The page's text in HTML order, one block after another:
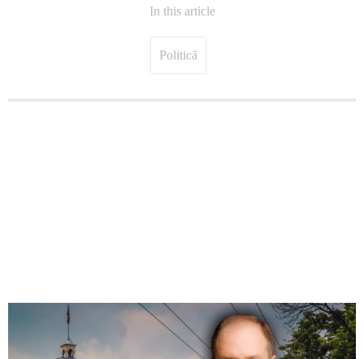
In this article
Politică